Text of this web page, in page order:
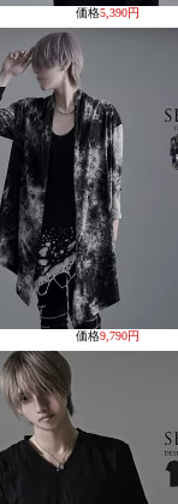
価格5,390円
価格9,790円